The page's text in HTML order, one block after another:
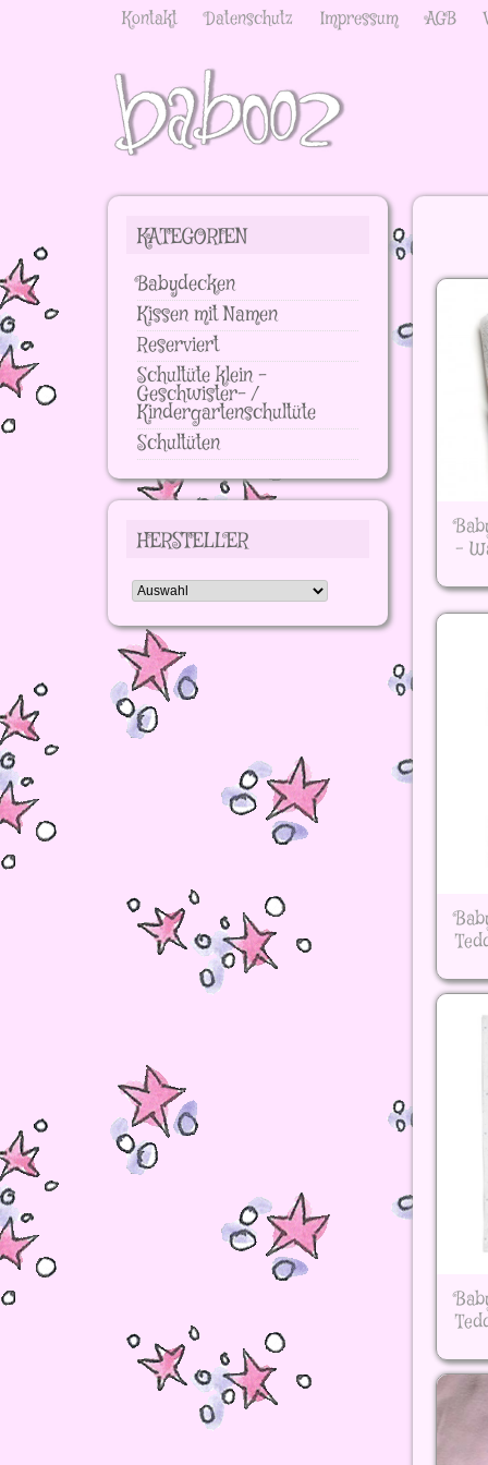
Kontakt Datenschutz Impressum AGB
-
KATEGORIEN
Babydecken
Kissen mit Namen
Reserviert
Schultüte klein -
Geschwister- /
Kindergartenschultüte
Schultüten
HERSTELLER